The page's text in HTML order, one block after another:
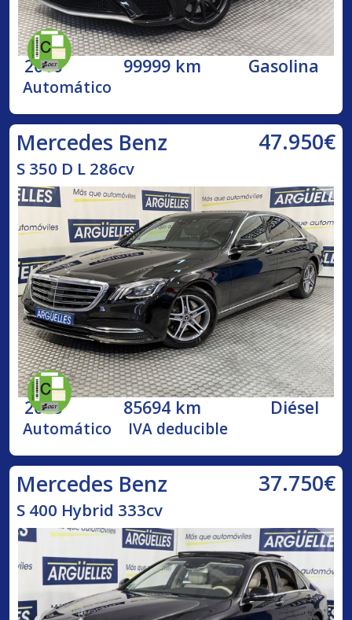
2016 99999 km Gasolina
Automático
Mercedes Benz 47.950€
S 350 D L 286cv
2018 85694 km Diésel
Automático IVA deducible
Mercedes Benz 37.750€
S 400 Hybrid 333cv